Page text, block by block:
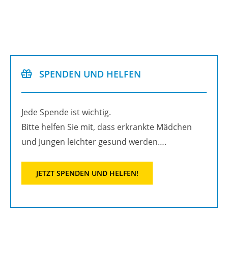
SPEN­DEN UND HEL­FEN
Jede Spen­de ist wich­tig.
Bitte hel­fen Sie mit, dass er­krank­te Mäd­chen
und Jun­gen leich­ter ge­sund wer­den….
JETZT SPEN­DEN UND HEL­FEN!